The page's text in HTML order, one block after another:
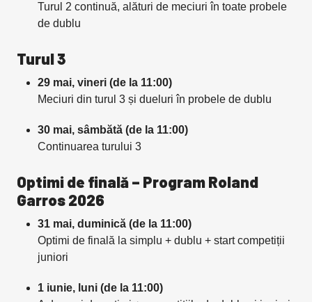
Turul 2 continuă, alături de meciuri în toate probele
de dublu
Turul 3
29 mai, vineri (de la 11:00)
Meciuri din turul 3 și dueluri în probele de dublu
30 mai, sâmbătă (de la 11:00)
Continuarea turului 3
Optimi de finală – Program Roland
Garros 2026
31 mai, duminică (de la 11:00)
Optimi de finală la simplu + dublu + start competiții
juniori
1 iunie, luni (de la 11:00)